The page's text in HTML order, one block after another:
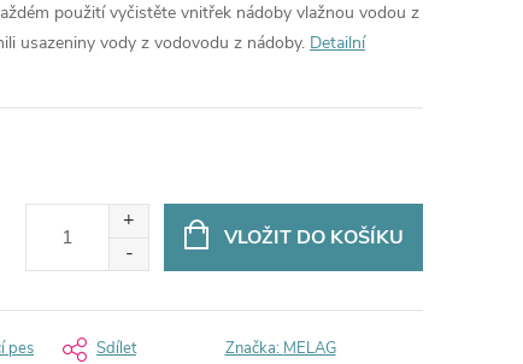
použití vyčistěte vnitřek nádoby vlažnou vodou z
usazeniny vody z vodovodu z nádoby. Detailní
VLOŽIT DO KOŠÍKU
pes Sdílet Značka: MELAG